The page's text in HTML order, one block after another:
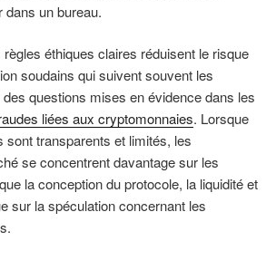
un bureau.
éthiques claires réduisent le risque
soudains qui suivent souvent les
questions mises en évidence dans les
liées aux cryptomonnaies. Lorsque
sont transparents et limités, les
se concentrent davantage sur les
la conception du protocole, la liquidité et
sur la spéculation concernant les